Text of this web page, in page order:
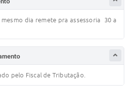
dia remete pra assessoria 30 a
pelo Fiscal de Tributação.